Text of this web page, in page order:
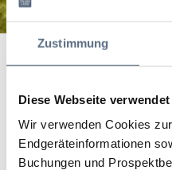
Zustimmung
Diese Webseite
Wir verwenden Cookies
Endgeräteinformationen
Buchungen und
Startseite Großer Rundweg
Dauer
3:39 h